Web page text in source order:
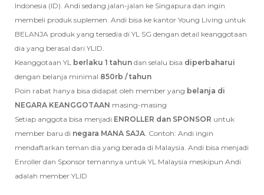
Indonesia (ID). Andi sedang jalan-jalan ke Singapura dan ingin
membeli produk suplemen. Andi bisa ke kantor Young Living untuk
BELANJA produk yang tersedia di YL SG dengan detail keanggotaan
dia yang berasal dari YLID.
Keanggotaan YL berlaku 1 tahun dan selalu bisa diperbaharui
dengan belanja minimal 850rb / tahun
Poin rabat hanya bisa didapat oleh member yang belanja di
NEGARA KEANGGOTAAN masing-masing
Setiap anggota bisa menjadi ENROLLER dan SPONSOR untuk
member baru di negara MANA SAJA . Contoh: Andi ingin
mendaftarkan teman dia yang berada di Malaysia. Andi bisa menjadi
Enroller dan Sponsor temannya untuk YL Malaysia meskipun Andi
adalah member YLID